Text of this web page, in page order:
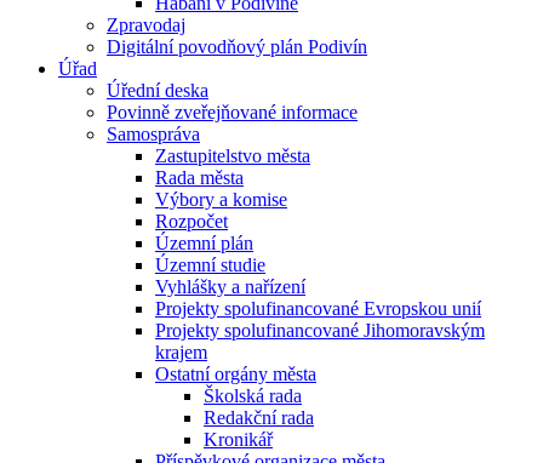
Zpravodaj
Digitální povodňový plán Podivín
Úřad
Úřední deska
Povinně zveřejňované informace
Samospráva
Zastupitelstvo města
Rada města
Výbory a komise
Rozpočet
Územní plán
Územní studie
Vyhlášky a nařízení
Projekty spolufinancované Evropskou unií
Projekty spolufinancované Jihomoravským
krajem
Ostatní orgány města
Školská rada
Redakční rada
Kronikář